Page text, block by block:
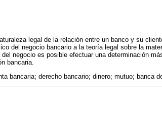
legal de la relación entre un banco y su
del negocio bancario a la teoría legal sobre la
negocio es posible efectuar una determinación
bancaria.
bancaria; derecho bancario; dinero; mutuo; banca